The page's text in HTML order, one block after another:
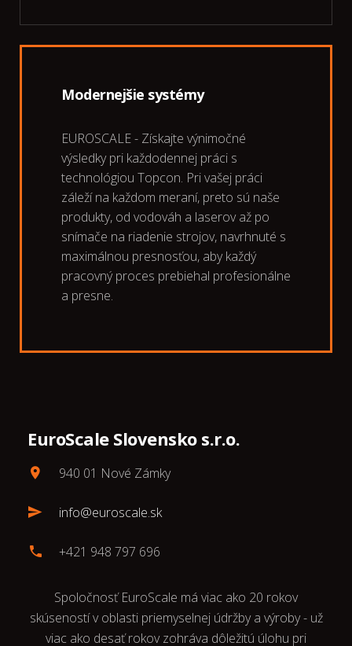
Modernejšie systémy
EUROSCALE - Získajte výnimočné
výsledky pri každodennej práci s
technológiou Topcon. Pri vašej práci
záleží na každom meraní, preto sú naše
produkty, od vodováh a laserov až po
snímače na riadenie strojov, navrhnuté s
maximálnou presnosťou, aby každý
pracovný proces prebiehal profesionálne
a presne.
EuroScale Slovensko s.r.o.
940 01 Nové Zámky
info@euroscale.sk
+421 948 797 696
Spoločnosť EuroScale má viac ako 20 rokov
skúseností v oblasti priemyselnej údržby a výroby - už
viac ako desať rokov zohráva dôležitú úlohu pri